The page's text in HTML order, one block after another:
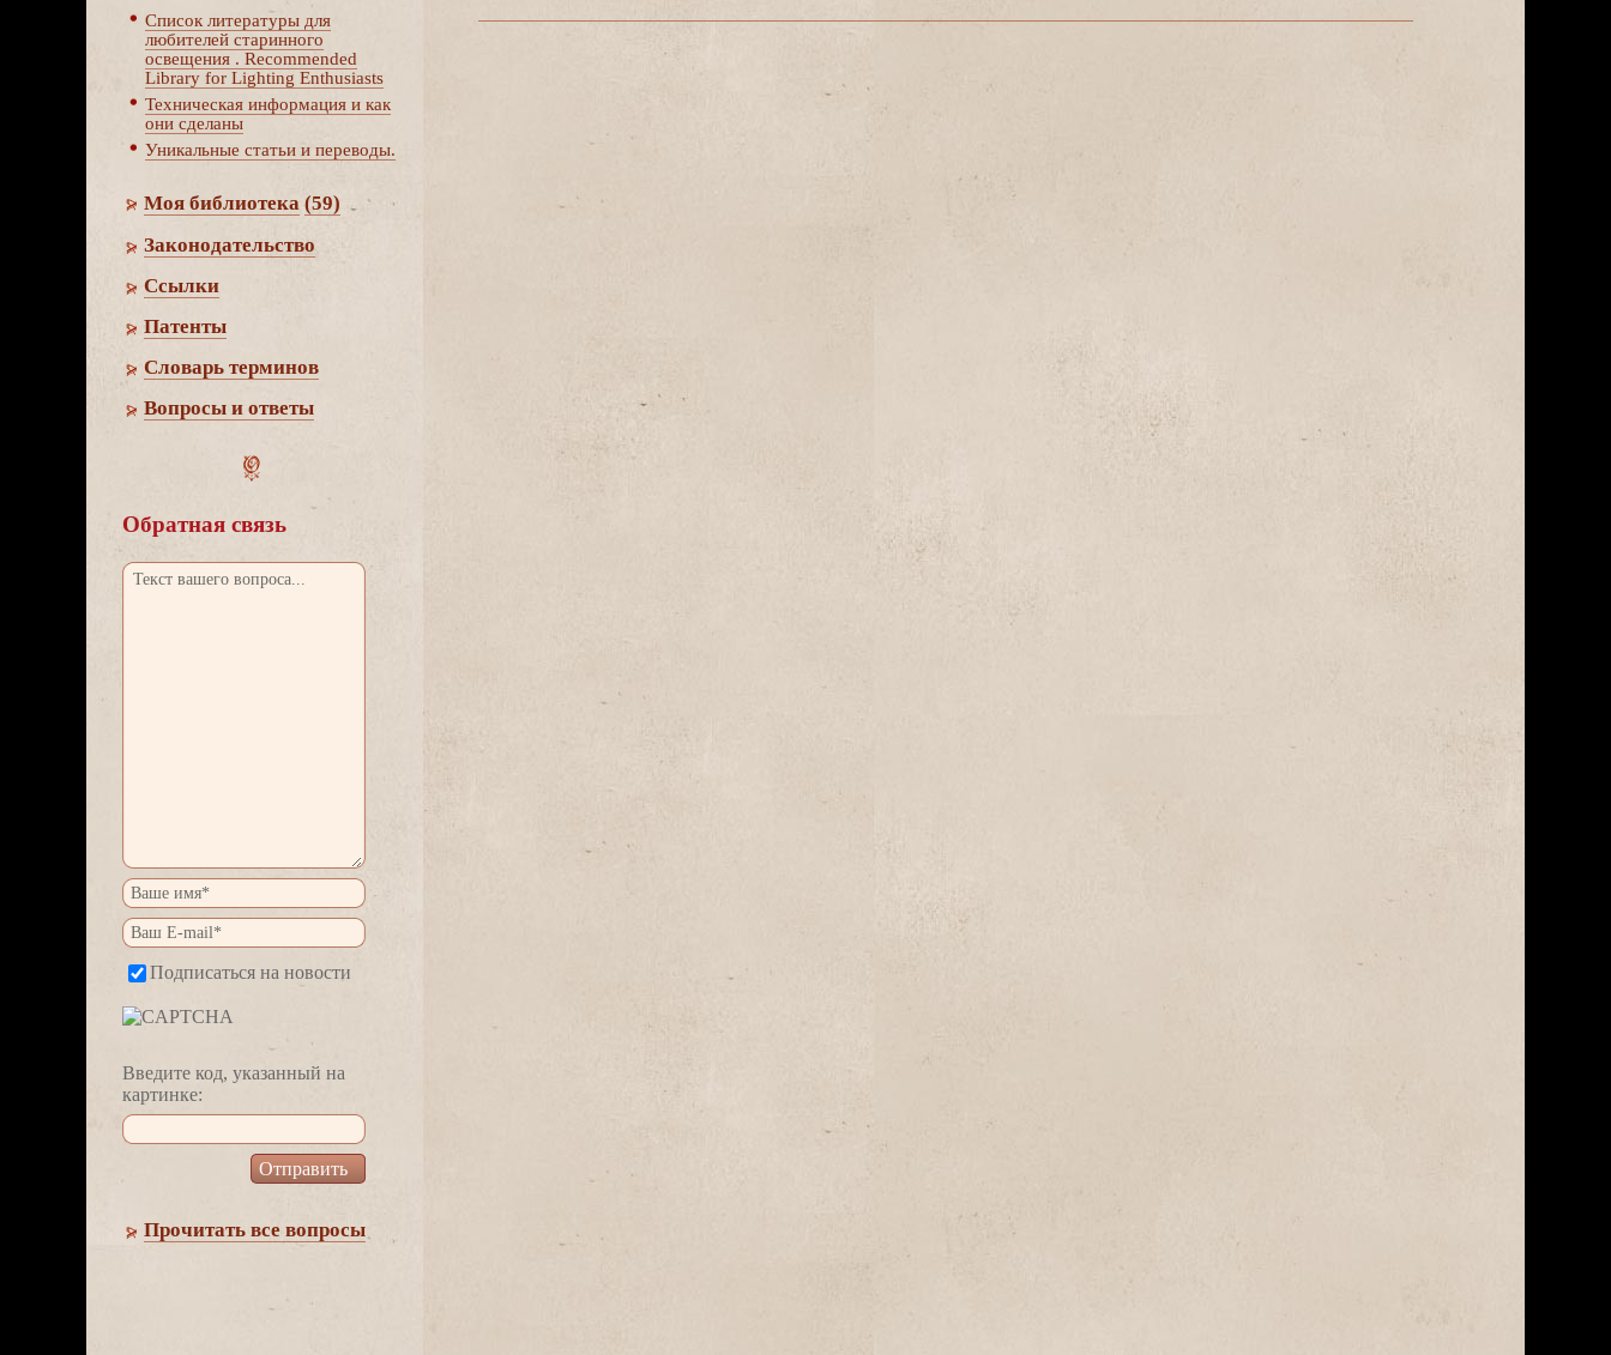
Список литературы для
любителей старинного
освещения . Recommended
Library for Lighting Enthusiasts
Техническая информация и как
они сделаны
Уникальные статьи и переводы.
Моя библиотека (59)
Законодательство
Cсылки
Патенты
Словарь термино
опросы и ответы
Обратная связь
Подписаться на новости
едите код, указанный на
картинке:
Прочитать все вопросы